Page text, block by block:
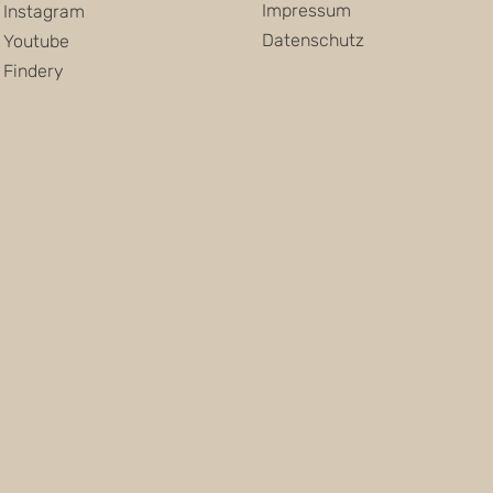
Instagram
Youtube
Findery
Impressum
Datenschutz